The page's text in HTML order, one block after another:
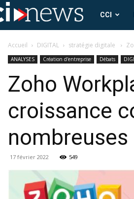
CCI
News
CCI
Accueil DIGITAL stratégie digitale
ANALYSES Création d'entreprise Débats
Zoho
croissance
17 février 2022 549